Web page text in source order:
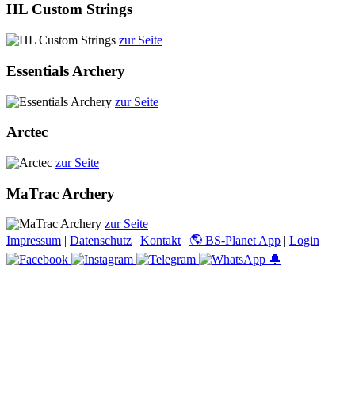
HL Custom Strings
zur Seite
Essentials Archery
zur Seite
Arctec
zur Seite
MaTrac Archery
zur Seite
Impressum | Datenschutz | Kontakt | 🌎 BS-Planet App | Login
🔔